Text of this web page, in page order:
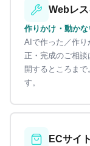
Webレス
作りかけ・動か
AIで作った／作り
正・完成のご相
開するところま
す。
ECサイ